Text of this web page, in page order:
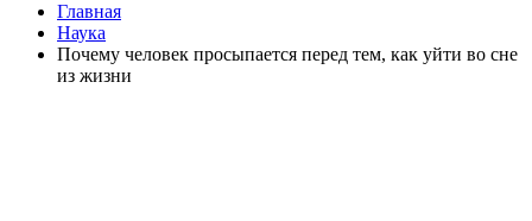
Главная
Наука
Почему человек просыпается перед тем, как уйти во сне
из жизни